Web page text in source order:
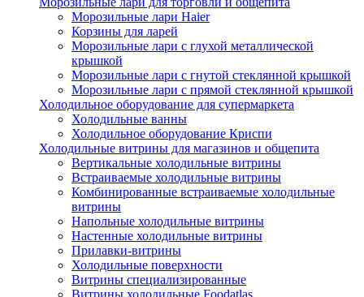
Морозильные лари Haier
Корзины для ларей
Морозильные лари с глухой металлической
крышкой
Морозильные лари с гнутой стеклянной крышкой
Морозильные лари с прямой стеклянной крышкой
Холодильное оборудование для супермаркета
Холодильные ванны
Холодильное оборудование Криспи
Холодильные витрины для магазинов и общепита
Вертикальные холодильные витрины
Встраиваемые холодильные витрины
Комбинированные встраиваемые холодильные
витрины
Напольные холодильные витрины
Настенные холодильные витрины
Прилавки-витрины
Холодильные поверхности
Витрины специализированные
Витрины холодильные Foodatlas